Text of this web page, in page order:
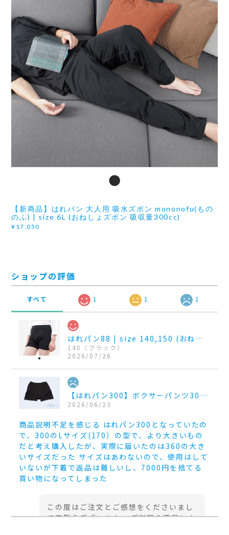
【新商品】はれパン 大人用 吸水ズボン mononofu(もの
のふ) | size 6L (おねしょズボン 吸収量300cc)
¥17,050
ショップの評価
すべて 1 1 1
はれパン88 | size 140,150 (おねしょパンツ 吸収量88~100cc)
140（ブラック）
2026/07/26
【はれパン300】ボクサーパンツ300cc_size LL
2026/06/23
商品説明不足を感じる はれパン300となっていたの
で、300のLサイズ(170）の型で、より大きいもの
だと考え購入したが、実際に届いたのは360の大き
いサイズだった サイズはあわないので、使用はして
いないが下着で返品は難しいし、7000円を捨てる
買い物になってしまった
この度はご注文とご感想をくださいまし
て有難うございます。 ご説明の不足によ